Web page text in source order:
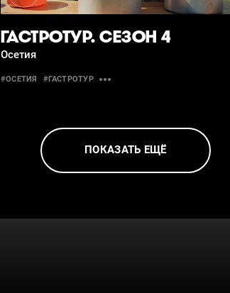
ГАСТРОТУР. СЕЗОН 4
Осетия
#ОСЕТИЯ #ГАСТРОТУР
ПОКАЗАТЬ ЕЩЁ